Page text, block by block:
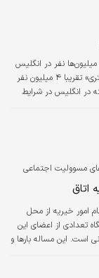
نفر در انگلیس
در فقر کامل زندگی کنند. بر اساس اعلام بنیاد «جوزف راونتری» تقریبا ۴ میلیون نفر
در انگلیس در شرایط
مسوولیت اجتماعی
را بررسی کرد
اتاق
امور خیریه از محل
تعدادی از اعضای این
است. این مساله بارها و